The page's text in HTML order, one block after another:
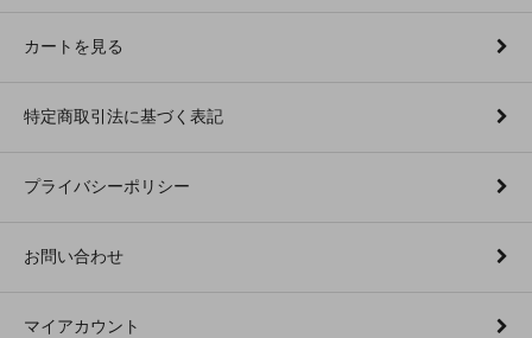
カートを見る
特定商取引法に基づく表記
プライバシーポリシー
お問い合わせ
マイアカウント